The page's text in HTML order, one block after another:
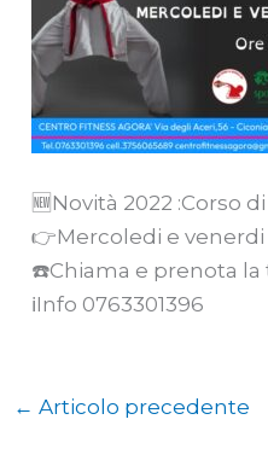
🆕️Novità 2022 :Corso
👉Mercoledi e venerdi
☎️Chiama e prenota la
ℹInfo 0763301396
← Articolo precedente